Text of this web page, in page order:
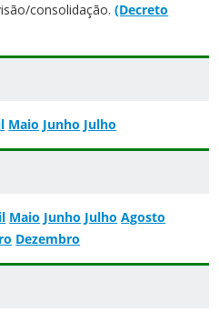
consolidação.(Decreto
Maio Junho Julho
Maio Junho Julho Agosto
Dezembro